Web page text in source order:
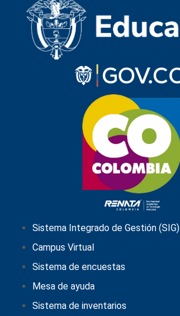
Sistema Integrado de Gestión (SIG)
Campus Virtual
Sistema de encuestas
Mesa de ayuda
Sistema de inventarios